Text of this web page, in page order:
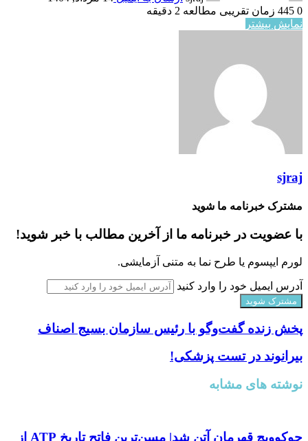
0
زمان تقریبی مطالعه 2 دقیقه
نمایش بیشتر
sjraj
مشترک خبرنامه ما شوید
با عضویت در خبرنامه ما از آخرین مطالب با خبر شوید!
لورم ایپسوم یا طرح‌ نما به متنی آزمایشی.
آدرس ایمیل خود را وارد کنید
پخش زنده گفت‌و‌گو با رئیس سازمان بسیج اصناف
بیرانوند در تست پزشکی!
نوشته های مشابه
جوکوویچ قهرمان آتن شد| مسن‌ترین فاتح تاریخ ATP از